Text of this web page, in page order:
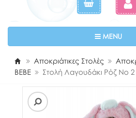
MENU
Αποκριάτικες Στολές
BEBE
Στολή Λαγουδάκι Ρόζ Νο 2